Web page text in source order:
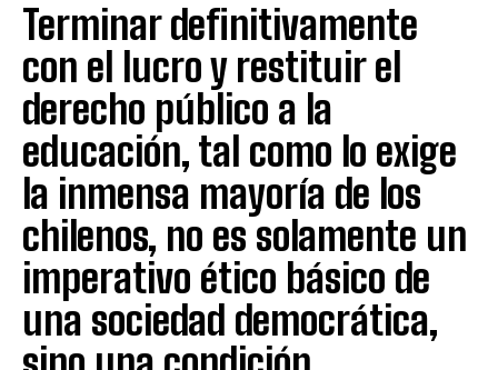
Terminar definitivamente
con el lucro y restituir el
derecho público a la
educación, tal como lo exige
la inmensa mayoría de los
chilenos, no es solamente un
imperativo ético básico de
una sociedad democrática,